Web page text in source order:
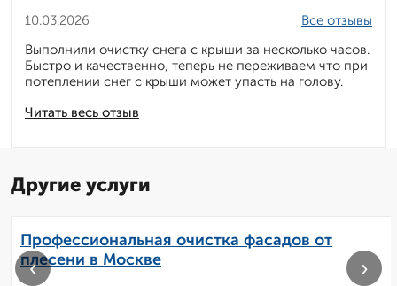
10.03.2026
Читать весь отзыв
Все отзывы
Выполнили очистку снега с крыши за несколько часов.
Быстро и качественно, теперь не переживаем что при
потеплении снег с крыши может упасть на голову.
Другие услуги
Профессиональная очистка фасадов от
плесени в Москве
‹ ›